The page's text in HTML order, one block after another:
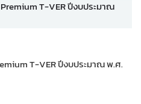
T-VER ปีงบประมาณ พ.ศ.